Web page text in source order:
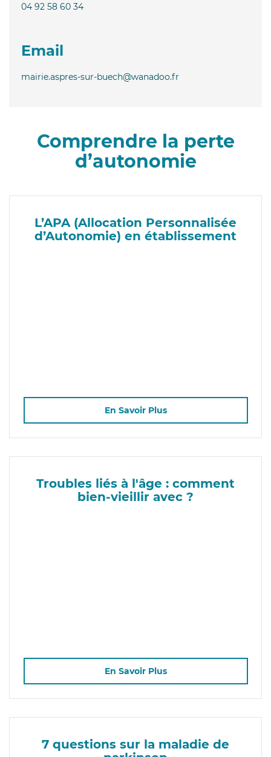
04 92 58 60 34
Email
mairie.aspres-sur-buech@wanadoo.fr
Comprendre la perte
d’autonomie
L’APA (Allocation Personnalisée
d’Autonomie) en établissement
En Savoir Plus
Troubles liés à l'âge : comment
bien-vieillir avec ?
En Savoir Plus
7 questions sur la maladie de